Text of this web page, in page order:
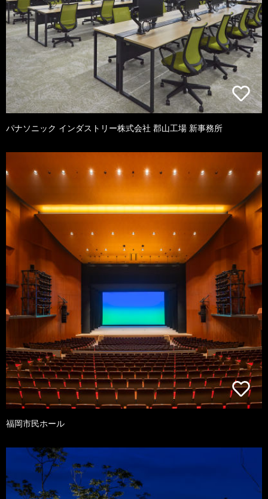
パナソニック インダストリー株式会社 郡山工場 新事務所
福岡市民ホール